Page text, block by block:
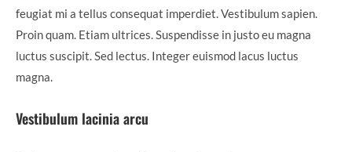
feugiat mi a tellus consequat imperdiet. Vestibulum sapien.
Proin quam. Etiam ultrices. Suspendisse in justo eu magna
luctus suscipit. Sed lectus. Integer euismod lacus luctus
magna.
Vestibulum lacinia arcu